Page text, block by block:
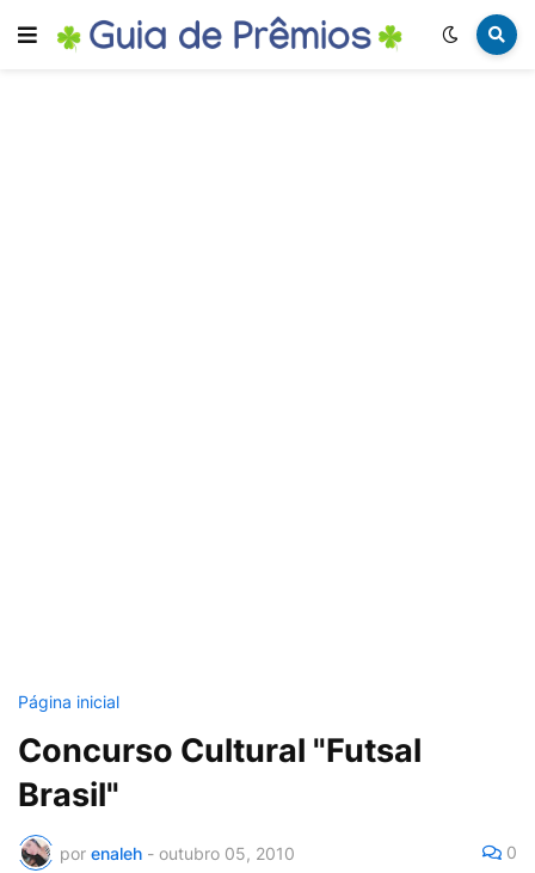
Página inicial
Concurso Cultural "Futsal
Brasil"
por enaleh - outubro 05, 2010 0